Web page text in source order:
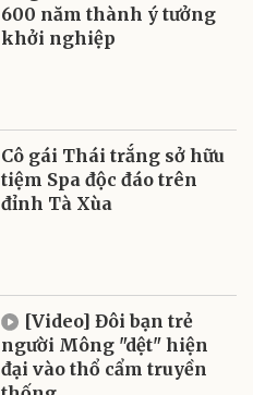
600 năm thành ý tưởng
khởi nghiệp
Cô gái Thái trắng sở hữu
tiệm Spa độc đáo trên
đỉnh Tà Xùa
[Video] Đôi bạn trẻ
người Mông "dệt" hiện
đại vào thổ cẩm truyền